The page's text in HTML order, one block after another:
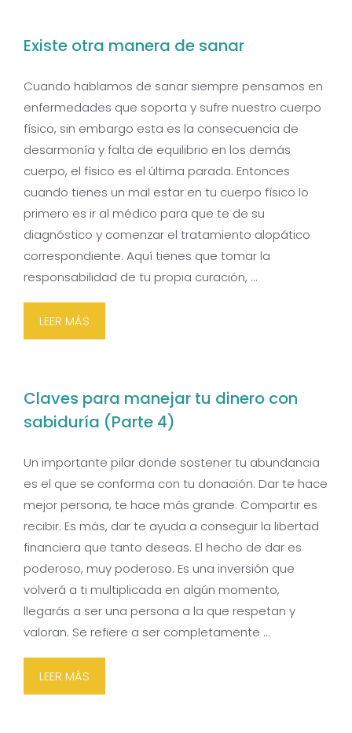
Existe otra manera de sanar
Cuando hablamos de sanar siempre pensamos en
enfermedades que soporta y sufre nuestro cuerpo
físico, sin embargo esta es la consecuencia de
desarmonía y falta de equilibrio en los demás
cuerpo, el físico es el última parada. Entonces
cuando tienes un mal estar en tu cuerpo físico lo
primero es ir al médico para que te de su
diagnóstico y comenzar el tratamiento alopático
correspondiente. Aquí tienes que tomar la
responsabilidad de tu propia curación, …
LEER MÁS
Claves para manejar tu dinero con
sabiduría (Parte 4)
Un importante pilar donde sostener tu abundancia
es el que se conforma con tu donación. Dar te hace
mejor persona, te hace más grande. Compartir es
recibir. Es más, dar te ayuda a conseguir la libertad
financiera que tanto deseas. El hecho de dar es
poderoso, muy poderoso. Es una inversión que
volverá a ti multiplicada en algún momento,
llegarás a ser una persona a la que respetan y
valoran. Se refiere a ser completamente …
LEER MÁS